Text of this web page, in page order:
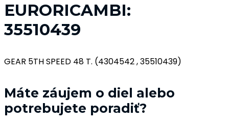
EURORICAMBI:
35510439
GEAR 5TH SPEED 48 T. (4304542 , 35510439)
Máte záujem o diel alebo
potrebujete poradiť?